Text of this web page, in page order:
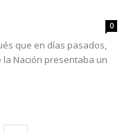
0
que en días pasados,
Nación presentaba un